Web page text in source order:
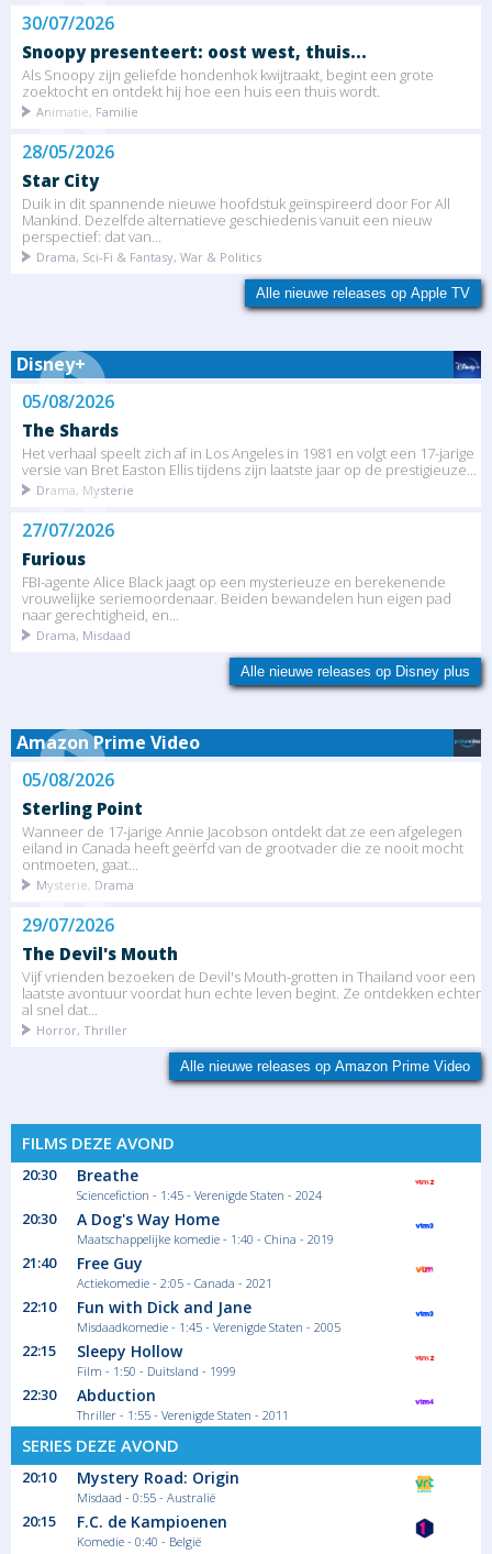
30/07/2026
Snoopy presenteert: oost west, thuis...
Als Snoopy zijn geliefde hondenhok kwijtraakt, begint een grote
zoektocht en ontdekt hij hoe een huis een thuis wordt.
Animatie, Familie
28/05/2026
Star City
Duik in dit spannende nieuwe hoofdstuk geïnspireerd door For All
Mankind. Dezelfde alternatieve geschiedenis vanuit een nieuw
perspectief: dat van...
Drama, Sci-Fi & Fantasy, War & Politics
Alle nieuwe releases op Apple TV
Disney+
05/08/2026
The Shards
Het verhaal speelt zich af in Los Angeles in 1981 en volgt een 17-jarige
versie van Bret Easton Ellis tijdens zijn laatste jaar op de prestigieuze...
Drama, Mysterie
27/07/2026
Furious
FBI-agente Alice Black jaagt op een mysterieuze en berekenende
vrouwelijke seriemoordenaar. Beiden bewandelen hun eigen pad
naar gerechtigheid, en...
Drama, Misdaad
Alle nieuwe releases op Disney plus
Amazon Prime Video
05/08/2026
Sterling Point
Wanneer de 17-jarige Annie Jacobson ontdekt dat ze een afgelegen
eiland in Canada heeft geërfd van de grootvader die ze nooit mocht
ontmoeten, gaat...
Mysterie, Drama
29/07/2026
The Devil's Mouth
Vijf vrienden bezoeken de Devil's Mouth-grotten in Thailand voor een
laatste avontuur voordat hun echte leven begint. Ze ontdekken echter
al snel dat...
Horror, Thriller
Alle nieuwe releases op Amazon Prime Video
FILMS DEZE AVOND
20:30 Breathe
Sciencefiction - 1:45 - Verenigde Staten - 2024
20:30 A Dog's Way Home
Maatschappelijke komedie - 1:40 - China - 2019
21:40 Free Guy
Actiekomedie - 2:05 - Canada - 2021
22:10 Fun with Dick and Jane
Misdaadkomedie - 1:45 - Verenigde Staten - 2005
22:15 Sleepy Hollow
Film - 1:50 - Duitsland - 1999
22:30 Abduction
Thriller - 1:55 - Verenigde Staten - 2011
SERIES DEZE AVOND
20:10 Mystery Road: Origin
Misdaad - 0:55 - Australië
20:15 F.C. de Kampioenen
Komedie - 0:40 - België